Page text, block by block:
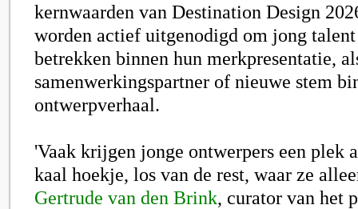
kernwaarden van Destination Design
worden actief uitgenodigd om jong
betrekken binnen hun merkpresentatie,
samenwerkingspartner of nieuwe stem
ontwerpverhaal.
'Vaak krijgen jonge ontwerpers een plek
kaal hoekje, los van de rest, waar ze
Gertrude van den Brink, curator van het